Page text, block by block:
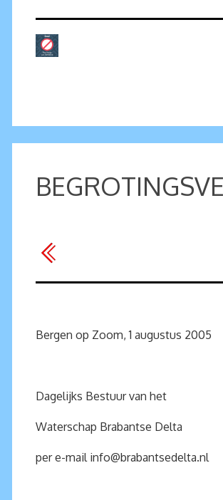
Bergen op Zoom, 1 augustus 2005
Dagelijks Bestuur van het
Waterschap Brabantse Delta
per e-mail info@brabantsedelta.nl